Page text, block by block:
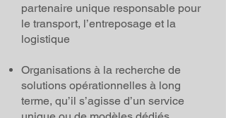
partenaire unique responsable pour
le transport, l’entreposage et la
logistique
Organisations à la recherche de
solutions opérationnelles à long
terme, qu’il s’agisse d’un service